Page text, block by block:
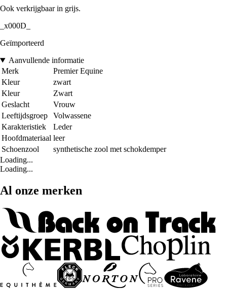
Ook verkrijgbaar in grijs.
_x000D_
Geïmporteerd
Aanvullende informatie
Merk
Premier Equine
Kleur
zwart
Kleur
Zwart
Geslacht
Vrouw
Leeftijdsgroep
Volwassene
Karakteristiek
Leder
Hoofdmateriaal leer
Schoenzool
synthetische zool met schokdemper
Loading...
Loading...
Al onze merken